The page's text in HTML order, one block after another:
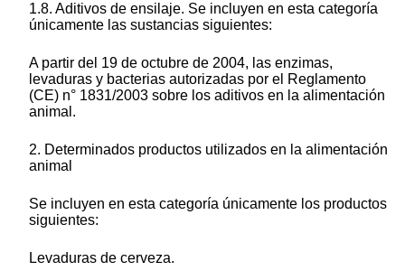
1.8. Aditivos de ensilaje. Se incluyen en esta categoría
únicamente las sustancias siguientes:
A partir del 19 de octubre de 2004, las enzimas,
levaduras y bacterias autorizadas por el Reglamento
(CE) n° 1831/2003 sobre los aditivos en la alimentación
animal.
2. Determinados productos utilizados en la alimentación
animal
Se incluyen en esta categoría únicamente los productos
siguientes:
Levaduras de cerveza.